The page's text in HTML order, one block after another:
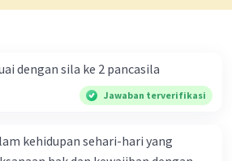
13:16
yaitu Ketuhanan Yang
nilai-nilai keagamaan kepada
dengan sila ke 2 pancasila
Jawaban terverifikasi
kehidupan sehari-hari yang